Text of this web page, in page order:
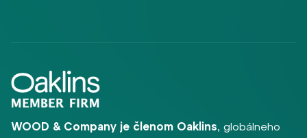
WOOD & Company je členom Oaklins, globálneho